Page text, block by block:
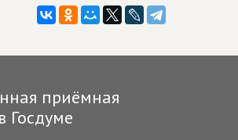
приёмная
Госдуме